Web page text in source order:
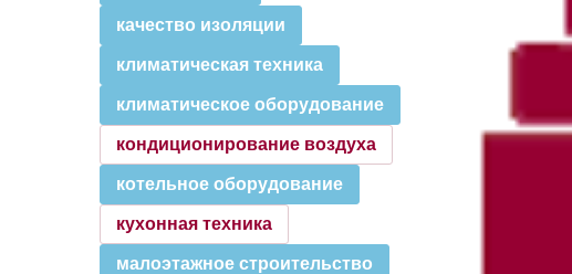
качество изоляции
климатическая техника
климатическое оборудование
кондиционирование воздуха
котельное оборудование
кухонная техника
малоэтажное строительство